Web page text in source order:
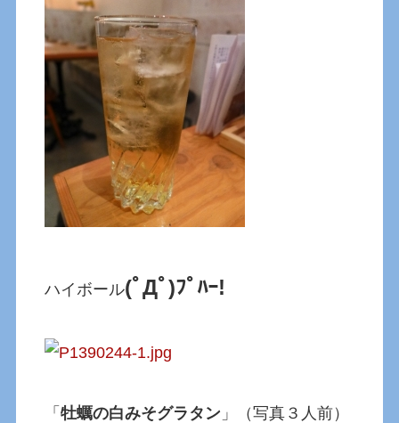
ハイボール(ﾟДﾟ)ﾌﾟﾊｰ!
「牡蠣の白みそグラタン 」（写真３人前）